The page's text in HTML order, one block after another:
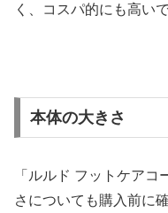
く、コスパ的にも高いで
本体の大きさ
「ルルド フットケア
さについても購入前に